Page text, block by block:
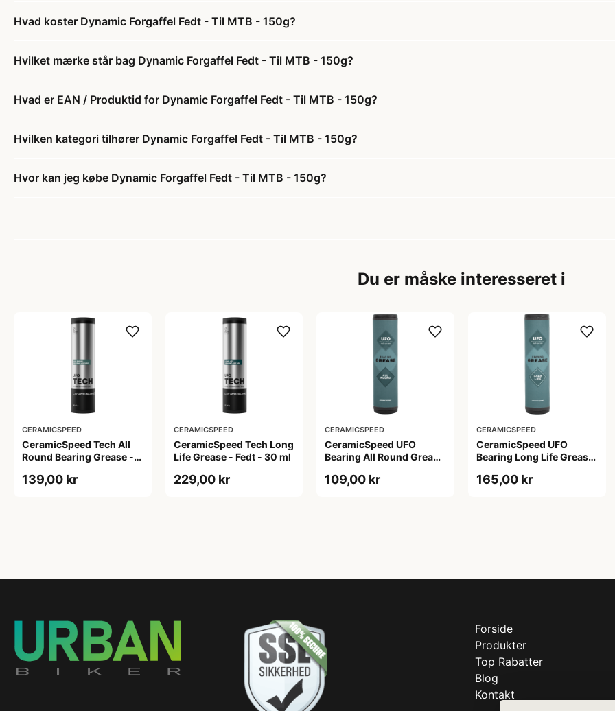
Hvad koster Dynamic Forgaffel Fedt - Til MTB - 150g?
Hvilket mærke står bag Dynamic Forgaffel Fedt - Til MTB - 150g?
Hvad er EAN / Produktid for Dynamic Forgaffel Fedt - Til MTB - 150g?
Hvilken kategori tilhører Dynamic Forgaffel Fedt - Til MTB - 150g?
Hvor kan jeg købe Dynamic Forgaffel Fedt - Til MTB - 150g?
Du er måske interesseret i
CERAMICSPEED
CeramicSpeed Tech All
Round Bearing Grease -
139,00 kr
CERAMICSPEED
CeramicSpeed Tech Long
Life Grease - Fedt - 30 ml
229,00 kr
CERAMICSPEED
CeramicSpeed UFO
Bearing All Round Grease
109,00 kr
CERAMICSPEED
CeramicSpeed UFO
Bearing Long Life Grease
165,00 kr
Forside
Produkter
Top Rabatter
Blog
Kontakt